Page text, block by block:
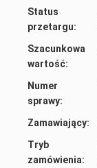
Status
przetargu:
Szacunkowa
wartość:
Numer
sprawy:
Zamawiający:
Tryb
zamówienia: